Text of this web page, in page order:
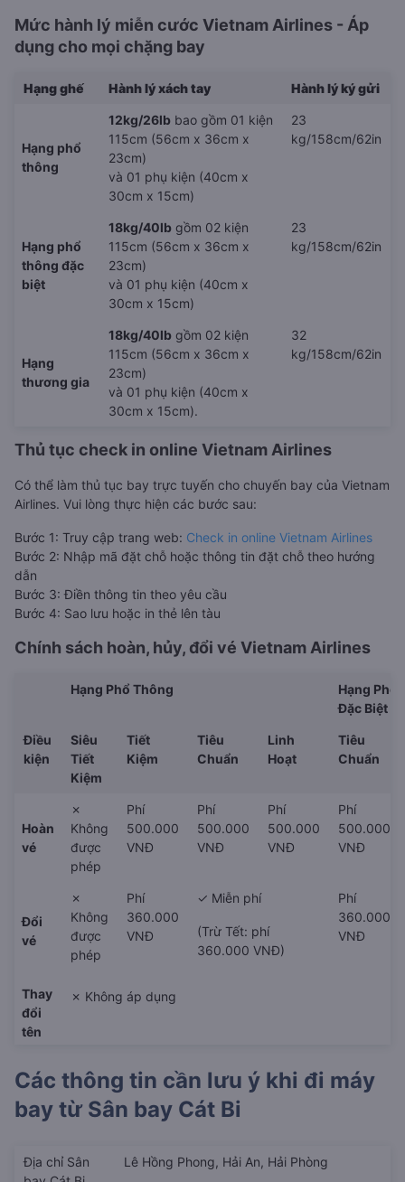
Mức hành lý miễn cước Vietnam Airlines - Áp
dụng cho mọi chặng bay
Hạng ghế Hành lý xách tay Hành lý ký gửi
Hạng phổ
thông
12kg/26lb bao gồm 01 kiện
115cm (56cm x 36cm x
23cm)
và 01 phụ kiện (40cm x
30cm x 15cm)
23
kg/158cm/62in
Hạng phổ
thông đặc
biệt
18kg/40lb gồm 02 kiện
115cm (56cm x 36cm x
23cm)
và 01 phụ kiện (40cm x
30cm x 15cm)
23
kg/158cm/62in
Hạng
thương gia
18kg/40lb gồm 02 kiện
115cm (56cm x 36cm x
23cm)
và 01 phụ kiện (40cm x
30cm x 15cm).
32
kg/158cm/62in
Thủ tục check in online Vietnam Airlines
Có thể làm thủ tục bay trực tuyến cho chuyến bay của Vietnam
Airlines. Vui lòng thực hiện các bước sau:
Bước 1: Truy cập trang web: Check in online Vietnam Airlines
Bước 2: Nhập mã đặt chỗ hoặc thông tin đặt chỗ theo hướng
dẫn
Bước 3: Điền thông tin theo yêu cầu
Bước 4: Sao lưu hoặc in thẻ lên tàu
Chính sách hoàn, hủy, đổi vé Vietnam Airlines
Hạng Phổ Thông
Hạng Phổ
Đặc Biệt
Điều
kiện
Siêu
Tiết
Kiệm
Tiết
Kiệm
Tiêu
Chuẩn
Linh
Hoạt
Tiêu
Chuẩn
Hoàn
vé
✗
Không
được
phép
Phí
500.000
VNĐ
Phí
500.000
VNĐ
Phí
500.000
VNĐ
Phí
500.000
VNĐ
Đổi
vé
✗
Không
được
phép
Phí
360.000
VNĐ
✓ Miễn phí
(Trừ Tết: phí
360.000 VNĐ)
Phí
360.000
VNĐ
Thay
đổi
tên
✗ Không áp dụng
Các thông tin cần lưu ý khi đi máy
bay từ Sân bay Cát Bi
Địa chỉ Sân
Lê Hồng Phong, Hải An, Hải Phòng